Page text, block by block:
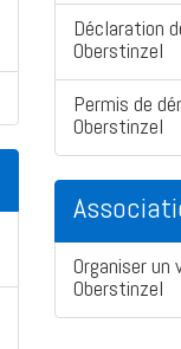
Déclaration
Oberstinzel
Permis de
Oberstinzel
Organiser un
Oberstinzel